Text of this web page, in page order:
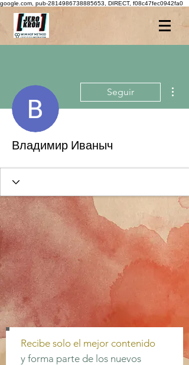
google.com, pub-2814986738885653, DIRECT, f08c47fec0942fa0
Seguir
Владимир Иваныч
Recibe solo el mejor contenido
y forma parte de los nuevos